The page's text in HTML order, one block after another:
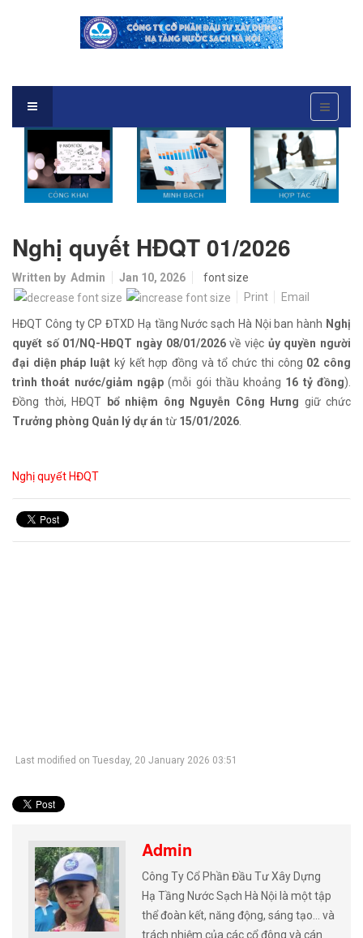
Nghị quyết HĐQT 01/2026
Written by Admin Jan 10, 2026
font size
Print
Email
HĐQT Công ty CP ĐTXD Hạ tầng Nước sạch Hà Nội ban hành Nghị
quyết số 01/NQ-HĐQT ngày 08/01/2026về việc ủy quyền người
đại diện pháp luật ký kết hợp đồng và tổ chức thi công 02 công
trình thoát nước/giảm ngập(mỗi gói thầu khoảng 16 tỷ đồng).
Đồng thời, HĐQT bổ nhiệm ông Nguyễn Công Hưng giữ chức
Trưởng phòng Quản lý dự án từ 15/01/2026.
Nghị quyết HĐQT
Last modified on Tuesday, 20 January 2026 03:51
Admin
Công Ty Cổ Phần Đầu Tư Xây Dựng
Hạ Tầng Nước Sạch Hà Nội là một tập
thể đoàn kết, năng động, sáng tạo… và
trách nhiệm của các cổ đông và cán